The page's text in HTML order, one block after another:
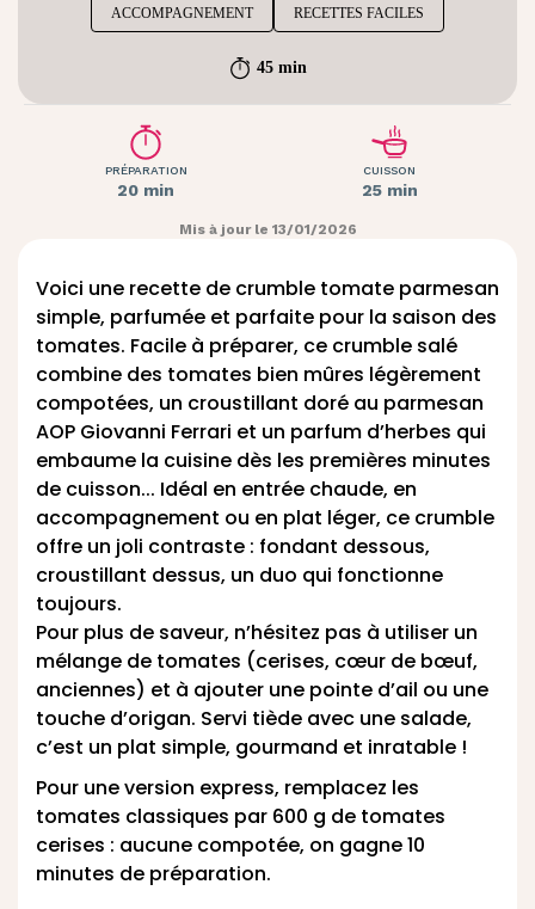
ACCOMPAGNEMENT RECETTES FACILES
45 min
PRÉPARATION
20 min
CUISSON
25 min
Mis à jour le 13/01/2026
Voici une recette de crumble tomate parmesan
simple, parfumée et parfaite pour la saison des
tomates. Facile à préparer, ce crumble salé
combine des tomates bien mûres légèrement
compotées, un croustillant doré au parmesan
AOP Giovanni Ferrari et un parfum d’herbes qui
embaume la cuisine dès les premières minutes
de cuisson... Idéal en entrée chaude, en
accompagnement ou en plat léger, ce crumble
offre un joli contraste : fondant dessous,
croustillant dessus, un duo qui fonctionne
toujours.
Pour plus de saveur, n’hésitez pas à utiliser un
mélange de tomates (cerises, cœur de bœuf,
anciennes) et à ajouter une pointe d’ail ou une
touche d’origan. Servi tiède avec une salade,
c’est un plat simple, gourmand et inratable !
Pour une version express, remplacez les
tomates classiques par 600 g de tomates
cerises : aucune compotée, on gagne 10
minutes de préparation.